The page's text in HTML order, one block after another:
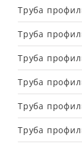
Труба
Труба
Труба
Труба
Труба
Труба